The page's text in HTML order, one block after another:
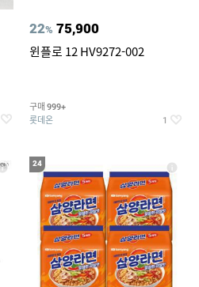
22% 75,900
윈플로 12 HV9272-002
구매 999+
롯데온 1
24